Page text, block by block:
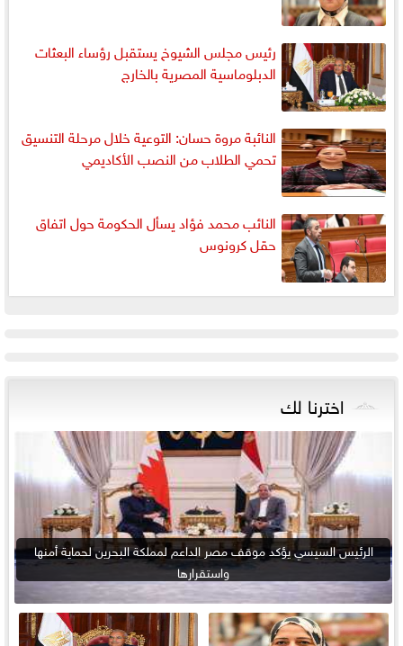
رئيس مجلس الشيوخ يستقبل رؤساء البعثات
الدبلوماسية المصرية بالخارج
النائبة مروة حسان: التوعية خلال مرحلة التنسيق
تحمي الطلاب من النصب الأكاديمي
النائب محمد فؤاد يسأل الحكومة حول اتفاق
حقل كرونوس
اخترنا لك
الرئيس السيسي يؤكد موقف مصر الداعم لمملكة البحرين لحماية أمنها
واستقرارها